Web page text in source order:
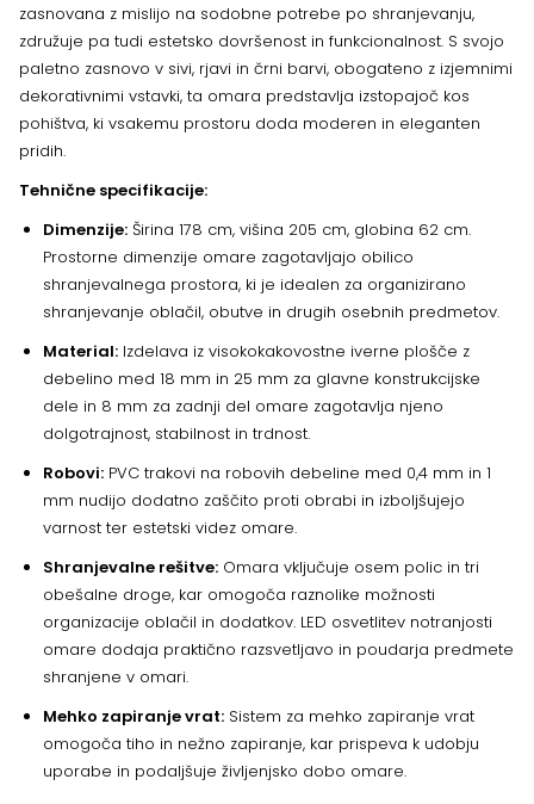
zasnovana z mislijo na sodobne potrebe po shranjevanju,
združuje pa tudi estetsko dovršenost in funkcionalnost. S svojo
paletno zasnovo v sivi, rjavi in črni barvi, obogateno z izjemnimi
dekorativnimi vstavki, ta omara predstavlja izstopajoč kos
pohištva, ki vsakemu prostoru doda moderen in eleganten
pridih.
Tehnične specifikacije:
Dimenzije: Širina 178 cm, višina 205 cm, globina 62 cm.
Prostorne dimenzije omare zagotavljajo obilico
shranjevalnega prostora, ki je idealen za organizirano
shranjevanje oblačil, obutve in drugih osebnih predmetov.
Material: Izdelava iz visokokakovostne iverne plošče z
debelino med 18 mm in 25 mm za glavne konstrukcijske
dele in 8 mm za zadnji del omare zagotavlja njeno
dolgotrajnost, stabilnost in trdnost.
Robovi: PVC trakovi na robovih debeline med 0,4 mm in 1
mm nudijo dodatno zaščito proti obrabi in izboljšujejo
varnost ter estetski videz omare.
Shranjevalne rešitve: Omara vključuje osem polic in tri
obešalne droge, kar omogoča raznolike možnosti
organizacije oblačil in dodatkov. LED osvetlitev notranjosti
omare dodaja praktično razsvetljavo in poudarja predmete
shranjene v omari.
Mehko zapiranje vrat: Sistem za mehko zapiranje vrat
omogoča tiho in nežno zapiranje, kar prispeva k udobju
uporabe in podaljšuje življenjsko dobo omare.